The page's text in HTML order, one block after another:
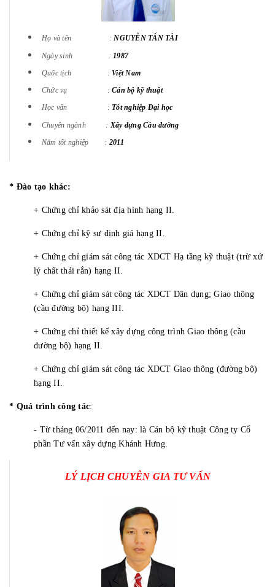
Họ và tên :NGUYỄN TẤN TÀI
Ngày sinh : 1987
Quốc tịch : Việt Nam
Chức vụ : Cán bộ kỹ thuật
Học vấn : Tốt nghiệp Đại học
Chuyên ngành : Xây dựng Cầu đường
Năm tốt nghiệp : 2011
* Đào tạo khác:
+ Chứng chỉ khảo sát địa hình hạng II.
+ Chứng chỉ kỹ sư định giá hạng II.
+ Chứng chỉ giám sát công tác XDCT Hạ tầng kỹ thuật (trừ xử
lý chất thải rắn) hạng II.
+ Chứng chỉ giám sát công tác XDCT Dân dụng; Giao thông
(cầu đường bộ) hạng III.
+ Chứng chỉ thiết kế xây dựng công trình Giao thông (cầu
đường bộ) hạng II.
+ Chứng chỉ giám sát công tác XDCT Giao thông (đường bộ)
hạng II.
* Quá trình công tác:
- Từ tháng 06/2011 đến nay: là Cán bộ kỹ thuật Công ty Cổ
phần Tư vấn xây dựng Khánh Hưng.
LÝ LỊCH CHUYÊN GIA TƯ VẤN